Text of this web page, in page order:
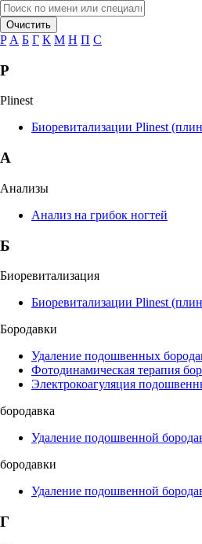
Очистить
P А Б Г К М Н П С
P
Plinest
Биоревитализации Plinest
А
Анализы
Анализ на грибок ногтей
Б
Биоревитализация
Биоревитализации Plinest
Бородавки
Удаление подошвенных
Фотодинамическая терапия
Электрокоагуляция
бородавка
Удаление подошвенной
бородавки
Удаление подошвенной
Г